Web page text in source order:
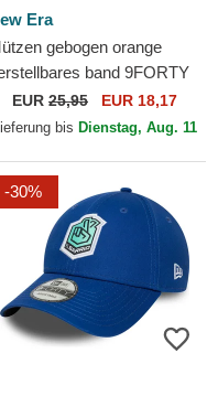
Era
gebogen orange
band 9FORTY
der Jijantes FC Kings
von New Era
EUR 25,95 EUR 18,17
bis Dienstag, Aug. 11
-30%